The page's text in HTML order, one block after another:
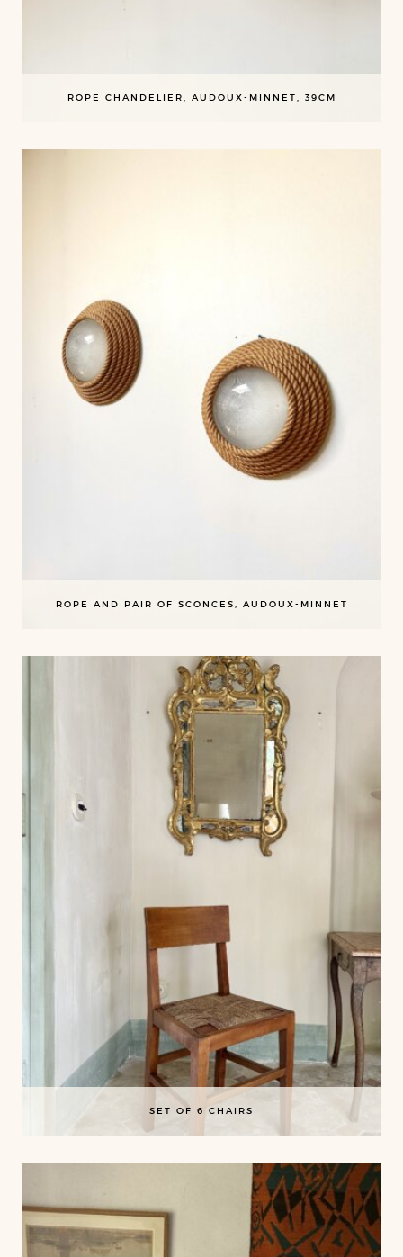
ROPE CHANDELIER, AUDOUX-MINNET, 39CM
ROPE AND PAIR OF SCONCES, AUDOUX-MINNET
SET OF 6 CHAIRS